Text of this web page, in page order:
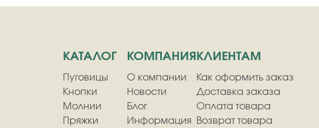
КАТАЛОГ
Пуговицы
Кнопки
Молнии
Пряжки
КОМПАНИЯ
О компании
Новости
Блог
Информация
КЛИЕНТАМ
Как оформить заказ
Доставка заказа
Оплата товара
Возврат товара